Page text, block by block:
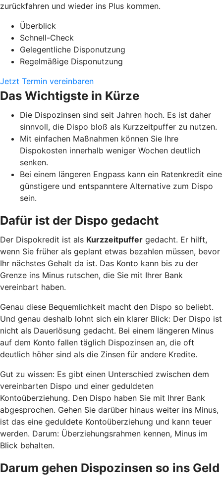
zurückfahren und wieder ins Plus kommen.
Überblick
Schnell-Check
Gelegentliche Disponutzung
Regelmäßige Disponutzung
Jetzt Termin vereinbaren
Das Wichtigste in Kürze
Die Dispozinsen sind seit Jahren hoch. Es ist daher
sinnvoll, die Dispo bloß als Kurzzeitpuffer zu nutzen.
Mit einfachen Maßnahmen können Sie Ihre
Dispokosten innerhalb weniger Wochen deutlich
senken.
Bei einem längeren Engpass kann ein Ratenkredit eine
günstigere und entspanntere Alternative zum Dispo
sein.
Dafür ist der Dispo gedacht
Der Dispokredit ist als Kurzzeitpuffer gedacht. Er hilft,
wenn Sie früher als geplant etwas bezahlen müssen, bevor
Ihr nächstes Gehalt da ist. Das Konto kann bis zu der
Grenze ins Minus rutschen, die Sie mit Ihrer Bank
vereinbart haben.
Genau diese Bequemlichkeit macht den Dispo so beliebt.
Und genau deshalb lohnt sich ein klarer Blick: Der Dispo ist
nicht als Dauerlösung gedacht. Bei einem längeren Minus
auf dem Konto fallen täglich Dispozinsen an, die oft
deutlich höher sind als die Zinsen für andere Kredite.
Gut zu wissen: Es gibt einen Unterschied zwischen dem
vereinbarten Dispo und einer geduldeten
Kontoüberziehung. Den Dispo haben Sie mit Ihrer Bank
abgesprochen. Gehen Sie darüber hinaus weiter ins Minus,
ist das eine geduldete Kontoüberziehung und kann teuer
werden. Darum: Überziehungsrahmen kennen, Minus im
Blick behalten.
Darum gehen Dispozinsen so ins Geld